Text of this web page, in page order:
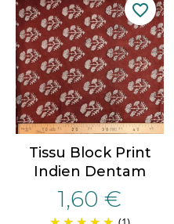
Tissu Block Print
Indien Dentam
1,60 €
favorite_border